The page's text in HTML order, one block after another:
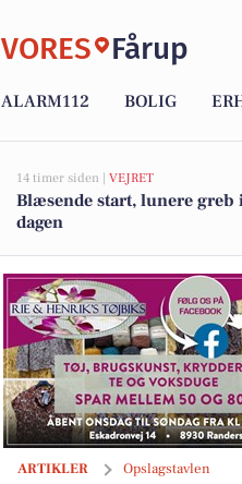
VORES Fårup
ALARM112 BOLIG
14 timer siden | VEJRET
Blæsende start, lunere greb
dagen
ARTIKLER Opslagstavlen
Spar Fårup tilbyder